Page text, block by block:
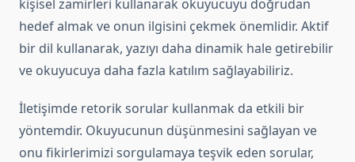
kişisel zamirleri kullanarak okuyucuyu doğrudan
hedef almak ve onun ilgisini çekmek önemlidir. Aktif
bir dil kullanarak, yazıyı daha dinamik hale getirebilir
ve okuyucuya daha fazla katılım sağlayabiliriz.
İletişimde retorik sorular kullanmak da etkili bir
yöntemdir. Okuyucunun düşünmesini sağlayan ve
onu fikirlerimizi sorgulamaya teşvik eden sorular,